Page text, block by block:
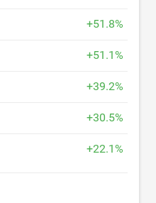
+51.8%
+51.1%
+39.2%
+30.5%
+22.1%